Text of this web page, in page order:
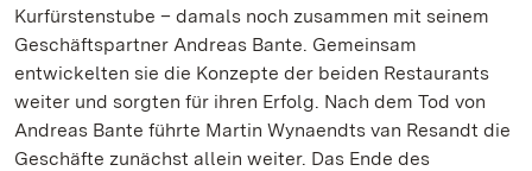
Kurfürstenstube – damals noch zusammen mit seinem
Geschäftspartner Andreas Bante. Gemeinsam
entwickelten sie die Konzepte der beiden Restaurants
weiter und sorgten für ihren Erfolg. Nach dem Tod von
Andreas Bante führte Martin Wynaendts van Resandt die
Geschäfte zunächst allein weiter. Das Ende des